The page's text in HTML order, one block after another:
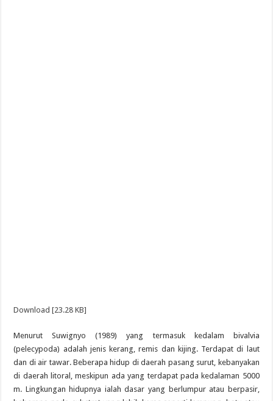
Download [23.28 KB]
Menurut Suwignyo (1989) yang termasuk kedalam bivalvia
(pelecypoda) adalah jenis kerang, remis dan kijing. Terdapat di laut
dan di air tawar. Beberapa hidup di daerah pasang surut, kebanyakan
di daerah litoral, meskipun ada yang terdapat pada kedalaman 5000
m. Lingkungan hidupnya ialah dasar yang berlumpur atau berpasir,